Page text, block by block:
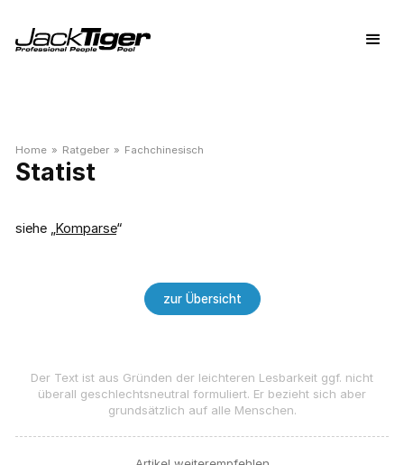
Home » Ratgeber » Fachchinesisch
Statist
siehe „ Komparse“
zur Übersicht
Der Text ist aus Gründen der leichteren Lesbarkeit ggf. nicht
überall geschlechts­neutral formuliert. Er bezieht sich aber
grundsätzlich auf alle Menschen.